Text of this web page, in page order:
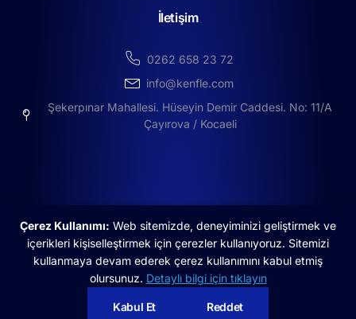
İletişim
0262 658 23 72
info@kenfle.com
Şekerpınar Mahallesi. Hüseyin Demir Caddesi. No: 11/A
Çayırova / Kocaeli
©2025 Copyright by Kenfle | created by Boldorg
Aydınlatma MetniÇerez Politikası
Çerez Kullanımı: Web sitemizde, deneyiminizi geliştirmek ve
içerikleri kişiselleştirmek için çerezler kullanıyoruz. Sitemizi
kullanmaya devam ederek çerez kullanımını kabul etmiş
olursunuz. Detaylı bilgi için tıklayın
Kabul Et Reddet